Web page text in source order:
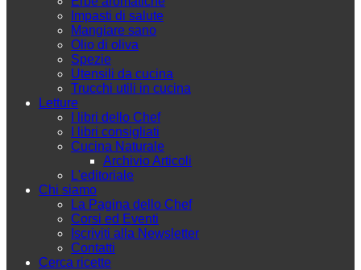
Impasti di salute
Mangiare sano
Olio di oliva
Spezie
Utensili da cucina
Trucchi utili in cucina
Letture
I libri dello Chef
I libri consigliati
Cucina Naturale
Archivio Articoli
L'editoriale
Chi siamo
La Pagina dello Chef
Corsi ed Eventi
Iscriviti alla Newsletter
Contatti
Cerca ricette